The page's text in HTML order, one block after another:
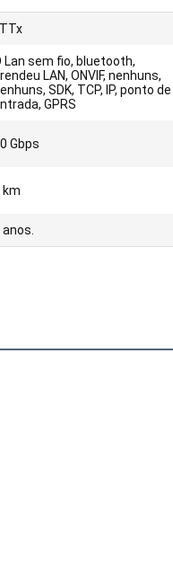
Lan sem fio, bluetooth,
LAN, ONVIF, nenhuns,
SDK, TCP, IP, ponto de
GPRS
Gbps
km
anos.